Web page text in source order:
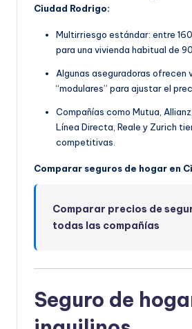
Ciudad Rodrigo:
Multirriesgo estándar: entre
para una vivienda habitual de
Algunas aseguradoras ofrecen
“modulares” para ajustar el
Compañías como Mutua,
Línea Directa, Reale y Zurich
competitivas.
Comparar seguros de hogar en
Comparar precios de
todas las compañías
Seguro de